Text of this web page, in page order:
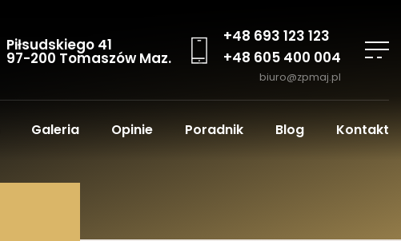
Piłsudskiego 41
97-200 Tomaszów Maz.
+48 693 123 123
+48 605 400 004
biuro@zpmaj.pl
Galeria Opinie Poradnik Blog Kontakt